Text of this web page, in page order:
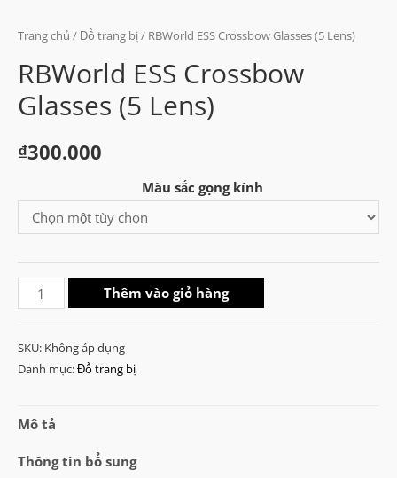
Trang chủ /Đồ trang bị / RBWorld ESS Crossbow Glasses (5 Lens)
RBWorld ESS Crossbow
Glasses (5 Lens)
₫300.000
Màu sắc gọng kính
RBWorld
ESS
Glasses
số
lượng
Thêm vào giỏ hàng
SKU: Không áp dụng
Danh mục:Đồ trang bị
Mô tả
Thông tin bổ sung